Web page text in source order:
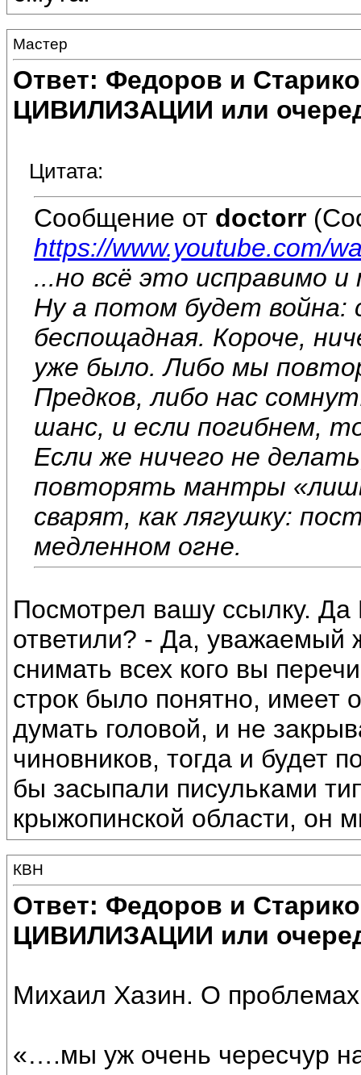
Мастеp
Ответ: Федоров и
ЦИВИЛИЗАЦИИ или
Цитата:
Сообщение от doctorr
https://www.youtube.com/
...но всё это исправимо
Ну а потом будет война:
беспощадная. Короче,
уже было. Либо мы
Предков, либо нас
шанс, и если погибнем,
Если же ничего не
повторять мантры
сварят, как лягушку:
медленном огне.
Посмотрел вашу ссылку.
ответили? - Да, уважаемый
снимать всех кого вы
строк было понятно, имеет
думать головой, и не
чиновников, тогда и будет
бы засыпали писульками
крыжопинской области, он
КВН
Ответ: Федоров и
ЦИВИЛИЗАЦИИ или
Михаил Хазин. О проблемах
«….мы уж очень чересчур